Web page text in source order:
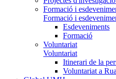
Formació i
Formació i
Esdeveniments
Formació
Voluntariat
Voluntariat
Itinerari de la
Voluntariat a